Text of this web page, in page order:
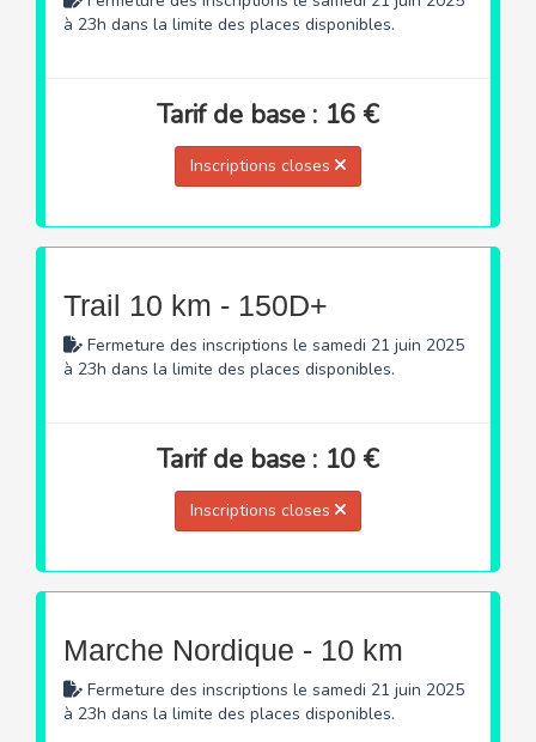
à 23h dans la limite des places disponibles.
Tarif de base : 16 €
Inscriptions closes
Trail 10 km - 150D+
Fermeture des inscriptions le samedi 21 juin 2025
à 23h dans la limite des places disponibles.
Tarif de base : 10 €
Inscriptions closes
Marche Nordique - 10 km
Fermeture des inscriptions le samedi 21 juin 2025
à 23h dans la limite des places disponibles.